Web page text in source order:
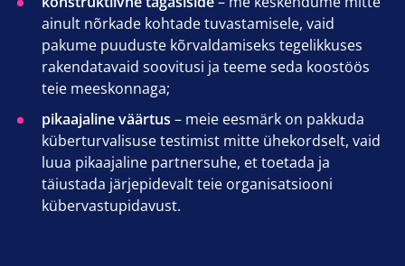
ainult nõrkade kohtade tuvastamisele, vaid
pakume puuduste kõrvaldamiseks tegelikkuses
rakendatavaid soovitusi ja teeme seda koostöös
teie meeskonnaga;
pikaajaline väärtus – meie eesmärk on pakkuda
küberturvalisuse testimist mitte ühekordselt, vaid
luua pikaajaline partnersuhe, et toetada ja
täiustada järjepidevalt teie organisatsiooni
kübervastupidavust.